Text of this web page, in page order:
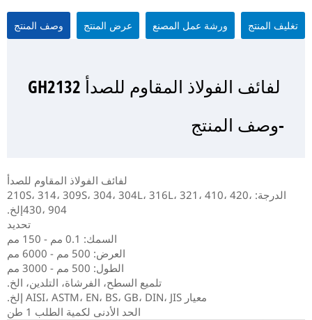
وصف المنتج عرض المنتج ورشة عمل المصنع تغليف المنتج
لفائف الفولاذ المقاوم للصدأ GH2132
-وصف المنتج
لفائف الفولاذ المقاوم للصدأ
الدرجة: 210S، 314، 309S، 304، 304L، 316L، 321، 410، 420،
430، 904إلخ.
تحديد
السمك: 0.1 مم - 150 مم
العرض: 500 مم - 6000 مم
الطول: 500 مم - 3000 مم
تلميع السطح، الفرشاة، التلدين، الخ.
معيار AISI، ASTM، EN، BS، GB، DIN، JIS إلخ.
الحد الأدنى لكمية الطلب 1 طن
لفائف الفولاذ المقاوم للصدأ GH2132
-عرض المنتج
لفائف الفولاذ المقاوم للصدأ GH2132
- ورشة عمل المصنع
لفائف الفولاذ المقاوم للصدأ GH2132
-تغليف المنتج